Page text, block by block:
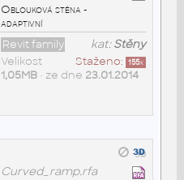
Oblouková stěna -
adaptivní
kat:Stěny
Revit family
Staženo: 155x
Velikost
1,05MB• ze dne 23.01.2014
Curved_ramp.rfa